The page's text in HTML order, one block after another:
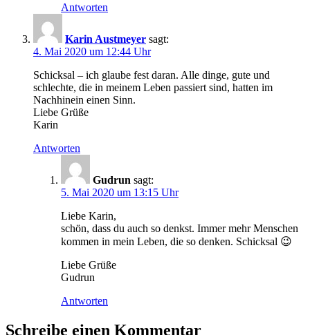
Antworten
Karin Austmeyer sagt:
4. Mai 2020 um 12:44 Uhr
Schicksal – ich glaube fest daran. Alle dinge, gute und
schlechte, die in meinem Leben passiert sind, hatten im
Nachhinein einen Sinn.
Liebe Grüße
Karin
Antworten
Gudrun sagt:
5. Mai 2020 um 13:15 Uhr
Liebe Karin,
schön, dass du auch so denkst. Immer mehr Menschen
kommen in mein Leben, die so denken. Schicksal 😉
Liebe Grüße
Gudrun
Antworten
Schreibe einen Kommentar